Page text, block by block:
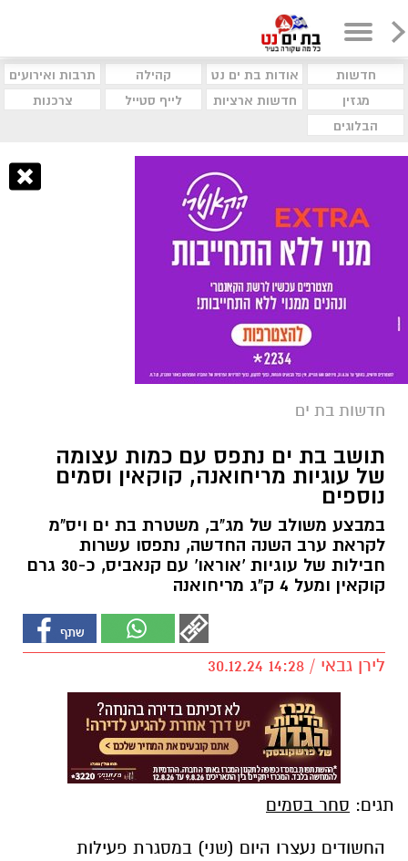
חדשות אודות בת ים נט קהילה
תרבות ואירועים
מגזין
חדשות ארציות לייף סטייל
צרכנות
הבלוגים
חדשות בת ים
תושב בת ים נתפס עם כמות עצומה
של עוגיות מריחואנה, קוקאין וסמים
נוספים
במבצע משולב של מג"ב, משטרת בת ים ויס"מ
לקראת ערב השנה החדשה, נתפסו עשרות
חבילות של עוגיות 'אוראו' עם קנאביס, כ-30 גרם
קוקאין ומעל 4 ק"ג מריחואנה
לירן גבאי / 14:28 30.12.24
תגים: סחר בסמים
החשודים נעצרו היום (שני) במסגרת פעילות